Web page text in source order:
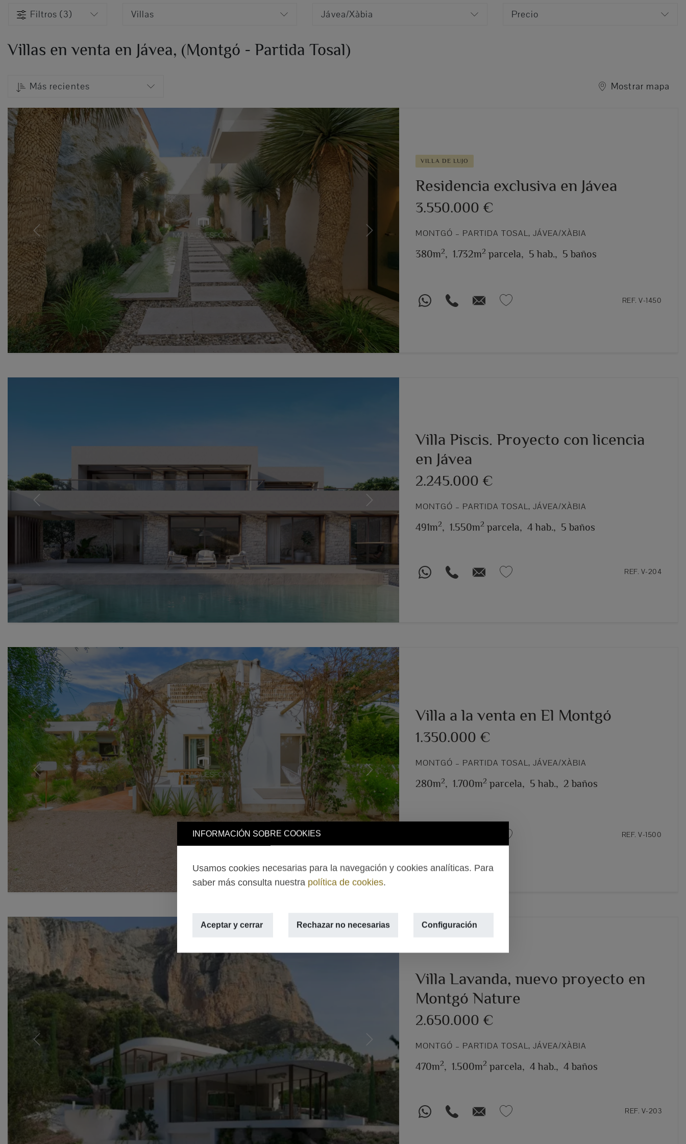
INFORMACIÓN SOBRE COOKIES
Usamos cookies necesarias para la navegación y cookies analíticas. Para
saber más consulta nuestra política de cookies.
Aceptar y cerrar Rechazar no necesarias Configuración
Filtros (3) Villas Jávea/Xàbia Precio
Villas en venta en Jávea, (Montgó - Partida Tosal)
Más recientes Mostrar mapa
Previous Next
VILLA DE LUJO
Residencia exclusiva en Jávea
3.550.000 €
MONTGÓ – PARTIDA TOSAL, JÁVEA/XÀBIA
380m2, 1.732m2 parcela, 5 hab., 5 baños
REF. V-1450
Previous Next
Villa Piscis. Proyecto con licencia
en Jávea
2.245.000 €
MONTGÓ – PARTIDA TOSAL, JÁVEA/XÀBIA
491m2, 1.550m2 parcela, 4 hab., 5 baños
REF. V-204
Previous Next
Villa a la venta en El Montgó
1.350.000 €
MONTGÓ – PARTIDA TOSAL, JÁVEA/XÀBIA
280m2, 1.700m2 parcela, 5 hab., 2 baños
REF. V-1500
Previous Next
Villa Lavanda, nuevo proyecto en
Montgó Nature
2.650.000 €
MONTGÓ – PARTIDA TOSAL, JÁVEA/XÀBIA
470m2, 1.500m2 parcela, 4 hab., 4 baños
REF. V-203